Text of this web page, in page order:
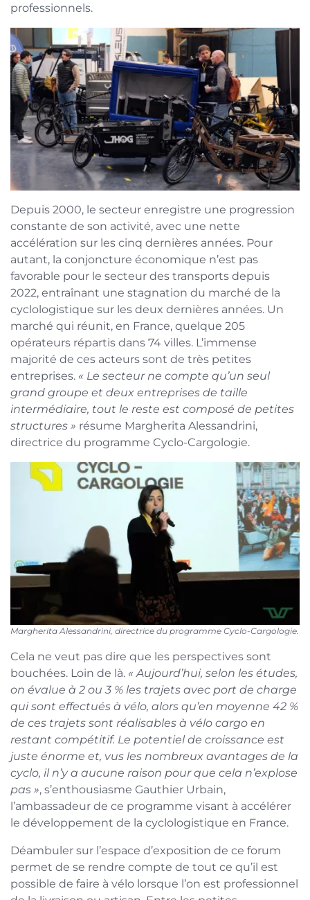
professionnels.
Depuis 2000, le secteur enregistre une progression
constante de son activité, avec une nette
accélération sur les cinq dernières années. Pour
autant, la conjoncture économique n’est pas
favorable pour le secteur des transports depuis
2022, entraînant une stagnation du marché de la
cyclologistique sur les deux dernières années. Un
marché qui réunit, en France, quelque 205
opérateurs répartis dans 74 villes. L’immense
majorité de ces acteurs sont de très petites
entreprises. « Le secteur ne compte qu’un seul
grand groupe et deux entreprises de taille
intermédiaire, tout le reste est composé de petites
structures » résume Margherita Alessandrini,
directrice du programme Cyclo-Cargologie.
Margherita Alessandrini, directrice du programme Cyclo-Cargologie.
Cela ne veut pas dire que les perspectives sont
bouchées. Loin de là. « Aujourd’hui, selon les études,
on évalue à 2 ou 3 % les trajets avec port de charge
qui sont effectués à vélo, alors qu’en moyenne 42 %
de ces trajets sont réalisables à vélo cargo en
restant compétitif. Le potentiel de croissance est
juste énorme et, vus les nombreux avantages de la
cyclo, il n’y a aucune raison pour que cela n’explose
pas », s’enthousiasme Gauthier Urbain,
l’ambassadeur de ce programme visant à accélérer
le développement de la cyclologistique en France.
Déambuler sur l’espace d’exposition de ce forum
permet de se rendre compte de tout ce qu’il est
possible de faire à vélo lorsque l’on est professionnel